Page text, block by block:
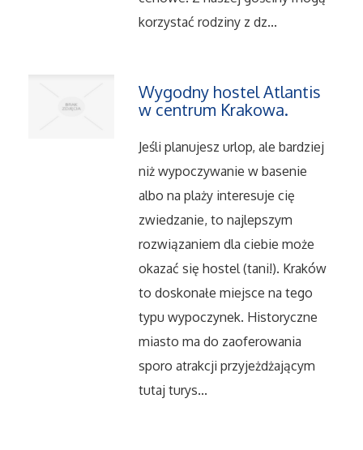
Strony Internetowe
korzystać rodziny z dz...
Wygodny hostel Atlantis
w centrum Krakowa.
Jeśli planujesz urlop, ale bardziej
niż wypoczywanie w basenie
albo na plaży interesuje cię
zwiedzanie, to najlepszym
rozwiązaniem dla ciebie może
okazać się hostel (tani!). Kraków
to doskonałe miejsce na tego
typu wypoczynek. Historyczne
miasto ma do zaoferowania
sporo atrakcji przyjeżdżającym
tutaj turys...